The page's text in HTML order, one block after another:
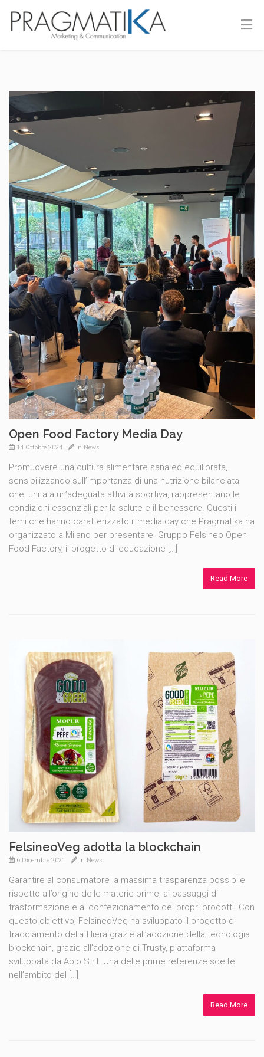
Open Food Factory Media Day
14 Ottobre 2024 In News
Promuovere una cultura alimentare sana ed equilibrata,
sensibilizzando sull’importanza di una nutrizione bilanciata
che, unita a un’adeguata attività sportiva, rappresentano le
condizioni essenziali per la salute e il benessere. Questi i
temi che hanno caratterizzato il media day che Pragmatika ha
organizzato a Milano per presentare Gruppo Felsineo Open
Food Factory, il progetto di educazione […]
Read More
FelsineoVeg adotta la blockchain
6 Dicembre 2021 In News
Garantire al consumatore la massima trasparenza possibile
rispetto all’origine delle materie prime, ai passaggi di
trasformazione e al confezionamento dei propri prodotti. Con
questo obiettivo, FelsineoVeg ha sviluppato il progetto di
tracciamento della filiera grazie all’adozione della tecnologia
blockchain, grazie all’adozione di Trusty, piattaforma
sviluppata da Apio S.r.l. Una delle prime referenze scelte
nell’ambito del […]
Read More